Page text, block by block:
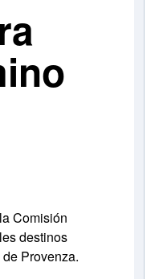
Comisión
destinos
Provenza.